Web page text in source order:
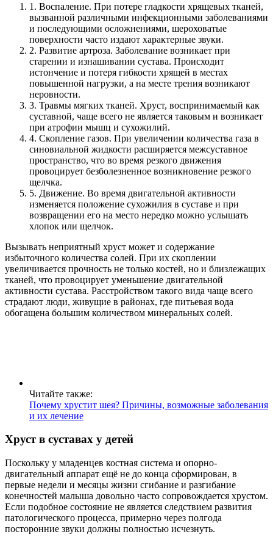
1. Воспаление. При потере гладкости хрящевых тканей,
вызванной различными инфекционными заболеваниями
и последующими осложнениями, шероховатые
поверхности часто издают характерные звуки.
2. Развитие артроза. Заболевание возникает при
старении и изнашивании сустава. Происходит
истончение и потеря гибкости хрящей в местах
повышенной нагрузки, а на месте трения возникают
неровности.
3. Травмы мягких тканей. Хруст, воспринимаемый как
суставной, чаще всего не является таковым и возникает
при атрофии мышц и сухожилий.
4. Скопление газов. При увеличении количества газа в
синовиальной жидкости расширяется межсуставное
пространство, что во время резкого движения
провоцирует безболезненное возникновение резкого
щелчка.
5. Движение. Во время двигательной активности
изменяется положение сухожилия в суставе и при
возвращении его на место нередко можно услышать
хлопок или щелчок.
Вызывать неприятный хруст может и содержание
избыточного количества солей. При их скоплении
увеличивается прочность не только костей, но и близлежащих
тканей, что провоцирует уменьшение двигательной
активности сустава. Расстройством такого вида чаще всего
страдают люди, живущие в районах, где питьевая вода
обогащена большим количеством минеральных солей.
Читайте также:
Почему хрустит шея? Причины, возможные заболевания
и их лечение
Хруст в суставах у детей
Поскольку у младенцев костная система и опорно-
двигательный аппарат ещё не до конца сформирован, в
первые недели и месяцы жизни сгибание и разгибание
конечностей малыша довольно часто сопровождается хрустом.
Если подобное состояние не является следствием развития
патологического процесса, примерно через полгода
посторонние звуки должны полностью исчезнуть.